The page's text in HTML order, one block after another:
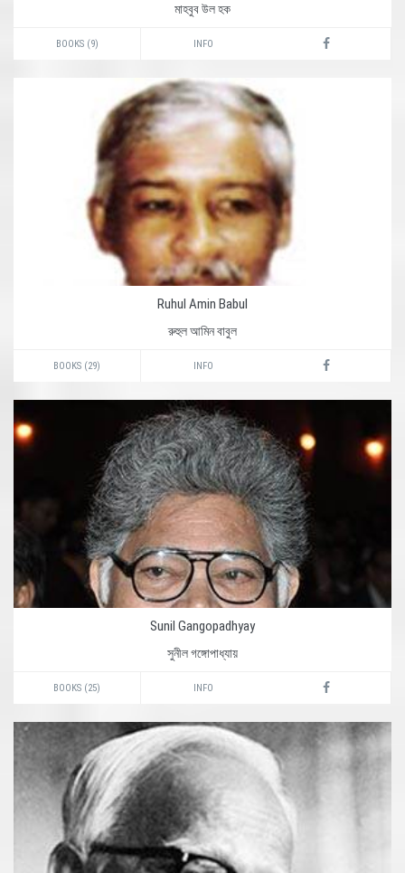
মাহবুব উল হক
BOOKS (9) INFO
Ruhul Amin Babul
রুহুল আমিন বাবুল
BOOKS (29) INFO
Sunil Gangopadhyay
সুনীল গঙ্গোপাধ্যায়
BOOKS (25) INFO